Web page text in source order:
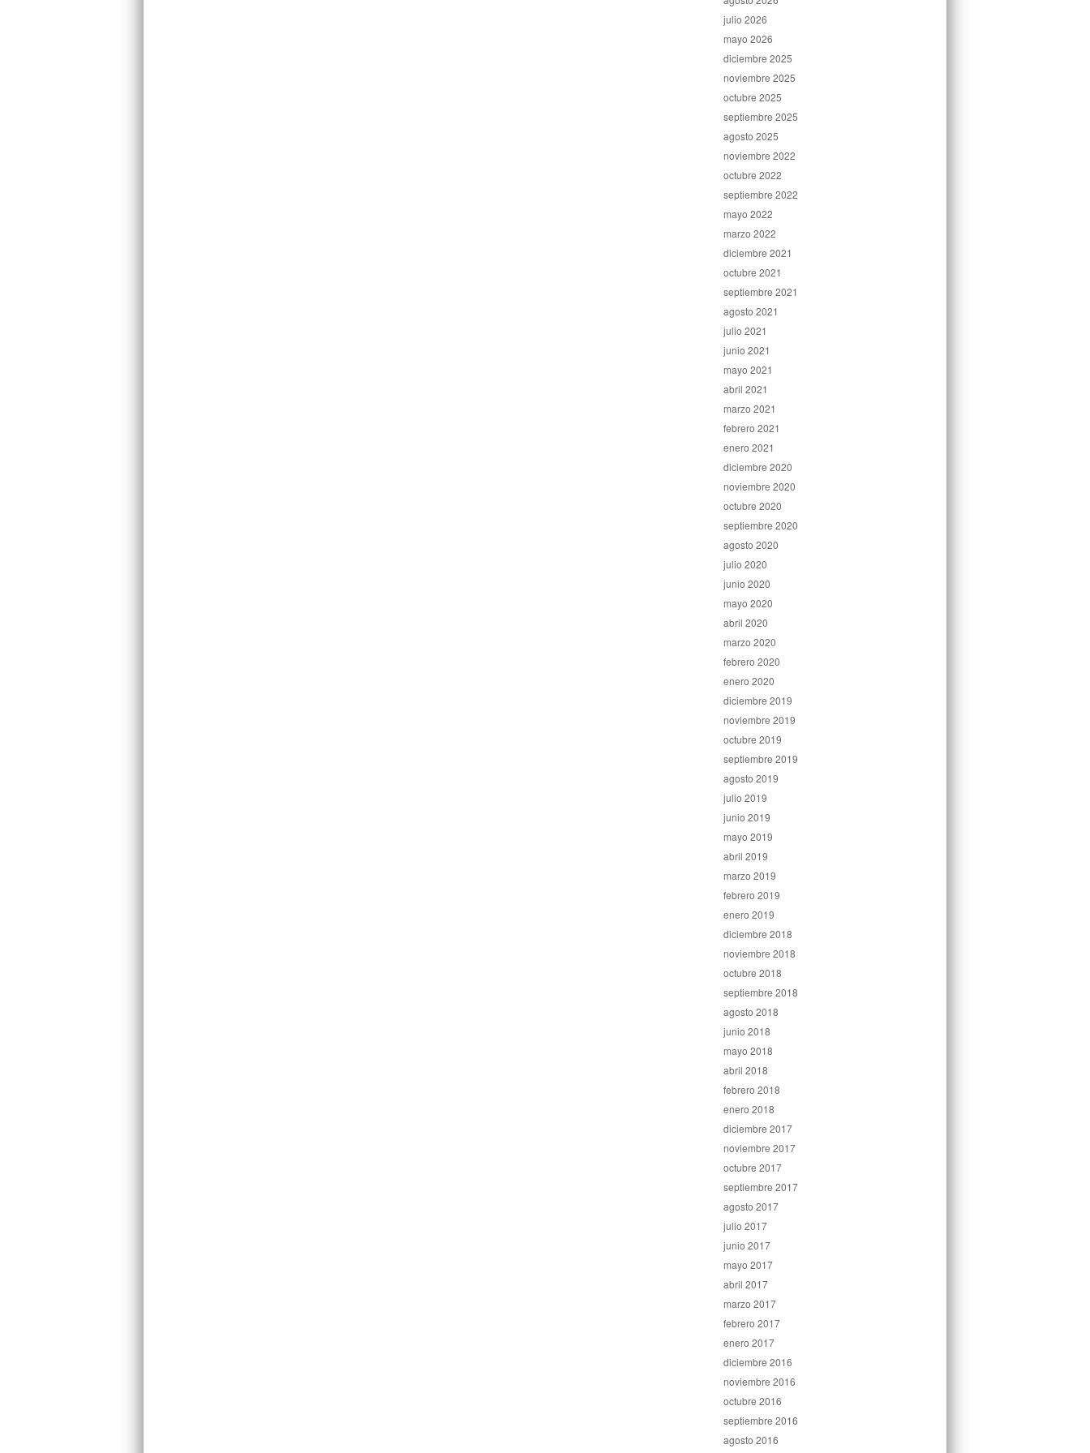
julio 2026
mayo 2026
diciembre 2025
noviembre 2025
octubre 2025
septiembre 2025
agosto 2025
noviembre 2022
octubre 2022
septiembre 2022
mayo 2022
marzo 2022
diciembre 2021
octubre 2021
septiembre 2021
agosto 2021
julio 2021
junio 2021
mayo 2021
abril 2021
marzo 2021
febrero 2021
enero 2021
diciembre 2020
noviembre 2020
octubre 2020
septiembre 2020
agosto 2020
julio 2020
junio 2020
mayo 2020
abril 2020
marzo 2020
febrero 2020
enero 2020
diciembre 2019
noviembre 2019
octubre 2019
septiembre 2019
agosto 2019
julio 2019
junio 2019
mayo 2019
abril 2019
marzo 2019
febrero 2019
enero 2019
diciembre 2018
noviembre 2018
octubre 2018
septiembre 2018
agosto 2018
junio 2018
mayo 2018
abril 2018
febrero 2018
enero 2018
diciembre 2017
noviembre 2017
octubre 2017
septiembre 2017
agosto 2017
julio 2017
junio 2017
mayo 2017
abril 2017
marzo 2017
febrero 2017
enero 2017
diciembre 2016
noviembre 2016
octubre 2016
septiembre 2016
agosto 2016